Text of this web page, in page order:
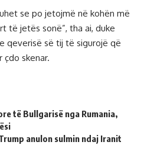
se po jetojmë në kohën më
të jetës sonë”, tha ai, duke
qeverisë së tij të sigurojë që
skenar.
të Bullgarisë nga Rumania,
anulon sulmin ndaj Iranit